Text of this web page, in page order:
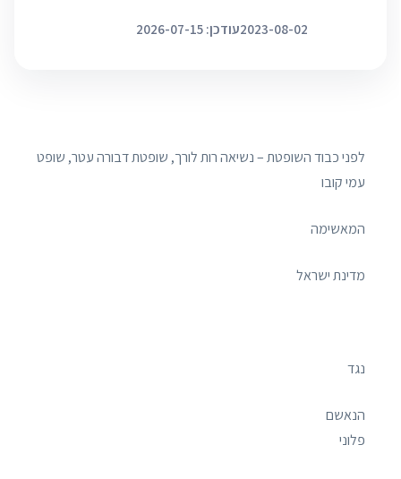
2023-08-02עודכן: 2026-07-15
לפני כבוד השופטת – נשיאה רות לורך, שופטת דבורה עטר, שופט
עמי קובו
המאשימה
מדינת ישראל
נגד
הנאשם
פלוני